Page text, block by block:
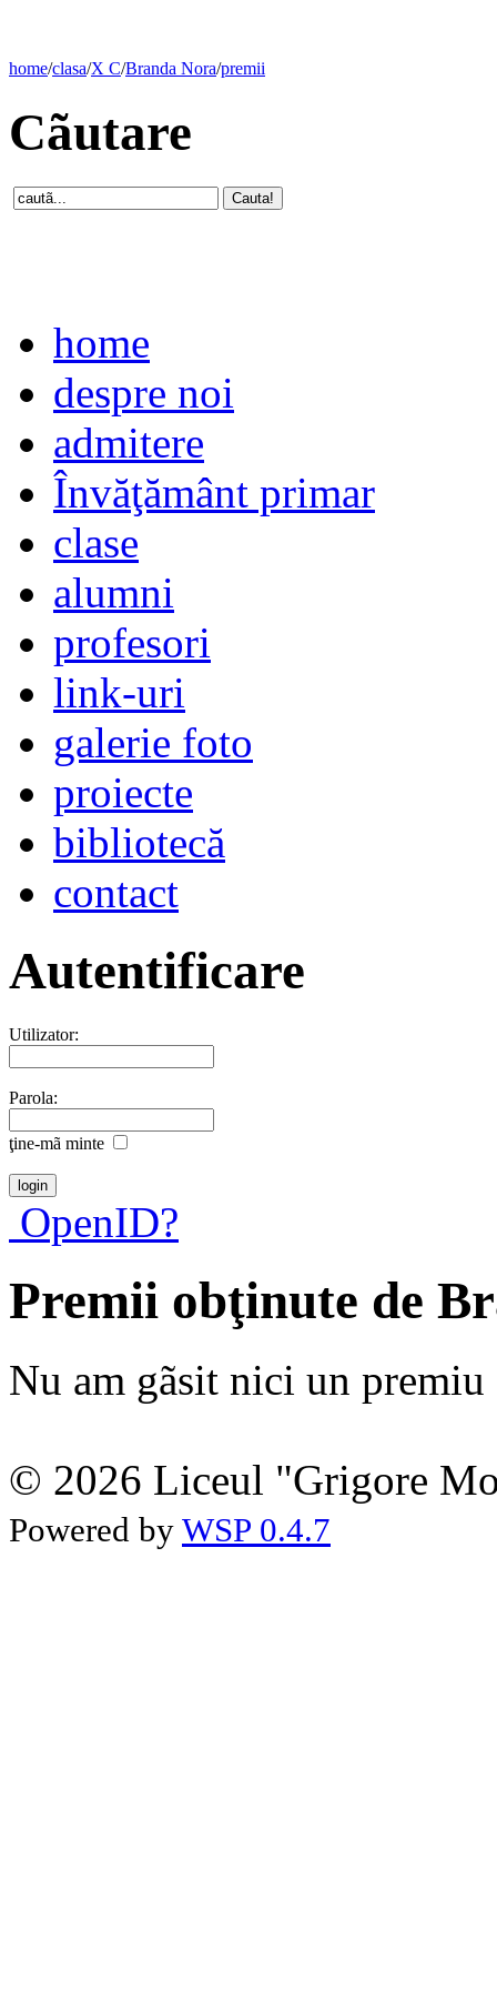
home/clasa/X C/Branda Nora/premii
Cãutare
home
despre noi
admitere
Învăţământ primar
clase
alumni
profesori
link-uri
galerie foto
proiecte
bibliotecă
contact
Autentificare
Utilizator:
Parola:
ţine-mã minte
OpenID?
Premii obţinute de
Nu am gãsit nici un premiu
© 2026 Liceul "Grigore
Powered by WSP 0.4.7